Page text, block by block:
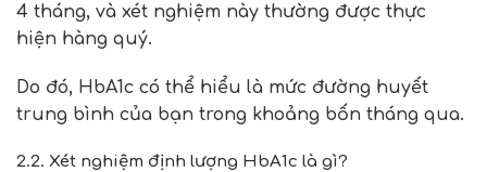
4 tháng, và xét nghiệm này thường được thực
hiện hàng quý.
Do đó, HbA1c có thể hiểu là mức đường huyết
trung bình của bạn trong khoảng bốn tháng qua.
2.2. Xét nghiệm định lượng HbA1c là gì?